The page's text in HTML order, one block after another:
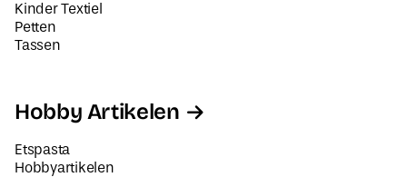
Kinder Textiel
Petten
Tassen
Hobby Artikelen
Etspasta
Hobbyartikelen